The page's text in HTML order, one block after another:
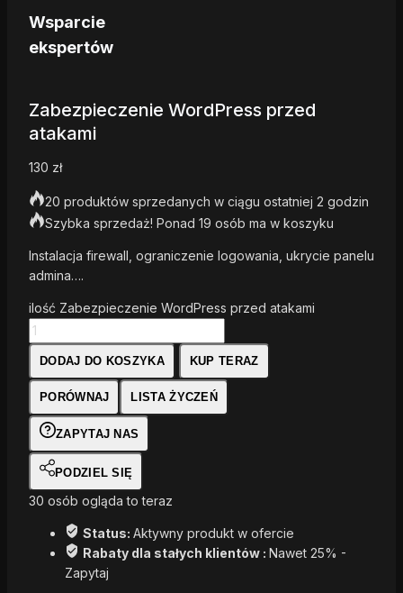
Wsparcie
ekspertów
Zabezpieczenie WordPress przed
atakami
130 zł
20 produktów sprzedanych w ciągu ostatniej 2 godzin
Szybka sprzedaż! Ponad 19 osób ma w koszyku
Instalacja firewall, ograniczenie logowania, ukrycie panelu
admina….
ilość Zabezpieczenie WordPress przed atakami
DODAJ DO KOSZYKA KUP TERAZ
PORÓWNAJ LISTA ŻYCZEŃ
ZAPYTAJ NAS
PODZIEL SIĘ
30 osób ogląda to teraz
Status: Aktywny produkt w ofercie
Rabaty dla stałych klientów : Nawet 25% -
Zapytaj